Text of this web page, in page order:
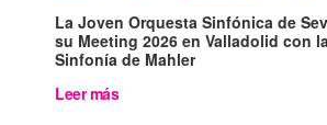
La Joven Orquesta Sinfónica de
su Meeting 2026 en Valladolid con
Sinfonía de Mahler
Leer más